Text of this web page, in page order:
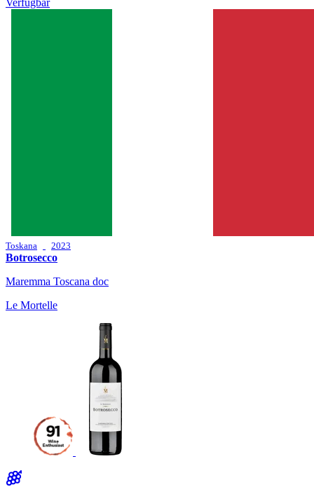
Toskana 2023
Botrosecco
Maremma Toscana doc
Le Mortelle